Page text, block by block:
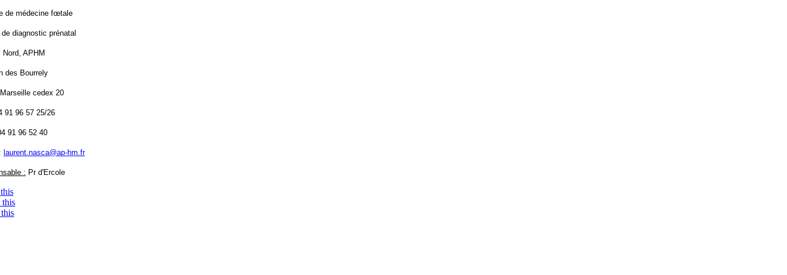
de médecine fœtale
diagnostic prénatal
Nord, APHM
des Bourrely
cedex 20
91 96 57 25/26
91 96 52 40
laurent.nasca@ap-hm.fr
: Pr d'Ercole
this